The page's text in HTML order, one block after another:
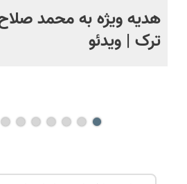
هدیه ویژه به محمد
ترک | ویدئو